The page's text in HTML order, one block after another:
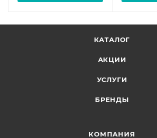
КАТАЛОГ
АКЦИИ
УСЛУГИ
БРЕНДЫ
КОМПАНИЯ